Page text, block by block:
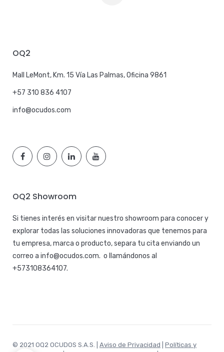
OQ2
Mall LeMont, Km. 15 Vía Las Palmas, Oficina 9861
+57 310 836 4107
info@ocudos.com
OQ2 Showroom
Si tienes interés en visitar nuestro showroom para conocer y
explorar todas las soluciones innovadoras que tenemos para
tu empresa, marca o producto, separa tu cita enviando un
correo a info@ocudos.com. o llamándonos al
+573108364107.
© 2021 OQ2 OCUDOS S.A.S. | Aviso de Privacidad
Políticas y